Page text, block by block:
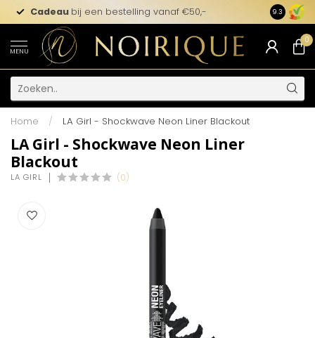
Cadeau bij een bestelling vanaf €50,- 9.3
MENU
0
Home / LA Girl - Shockwave Neon Liner Blackout
LA Girl - Shockwave Neon Liner
Blackout
LA GIRL (0)